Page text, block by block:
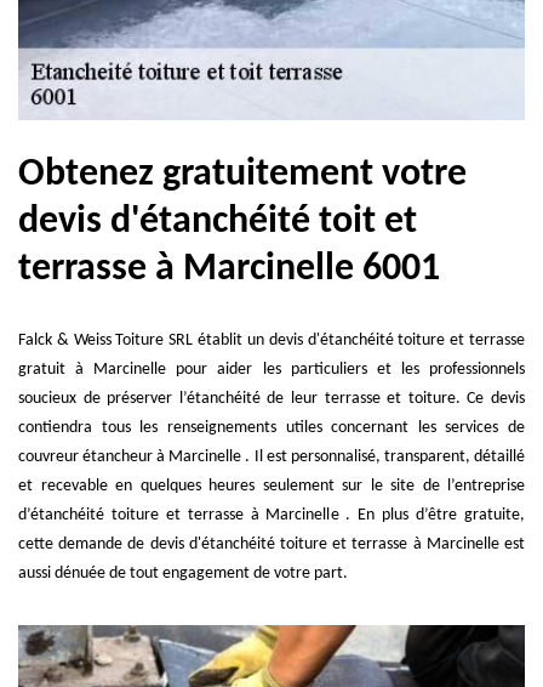
Obtenez gratuitement votre
devis d'étanchéité toit et
terrasse à Marcinelle 6001
Falck & Weiss Toiture SRL établit un devis d'étanchéité toiture et terrasse
gratuit à Marcinelle pour aider les particuliers et les professionnels
soucieux de préserver l’étanchéité de leur terrasse et toiture. Ce devis
contiendra tous les renseignements utiles concernant les services de
couvreur étancheur à Marcinelle . Il est personnalisé, transparent, détaillé
et recevable en quelques heures seulement sur le site de l’entreprise
d’étanchéité toiture et terrasse à Marcinelle . En plus d’être gratuite,
cette demande de devis d'étanchéité toiture et terrasse à Marcinelle est
aussi dénuée de tout engagement de votre part.